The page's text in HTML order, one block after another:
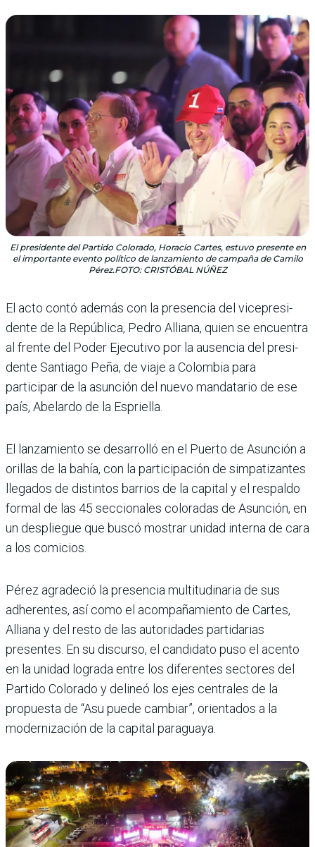
El presidente del Partido Colorado, Horacio Cartes, estuvo presente en
el importante evento político de lanzamiento de campaña de Camilo
Pérez.FOTO: CRISTÓBAL NÚÑEZ
El acto contó además con la presencia del vicepresi­
dente de la República, Pedro Alliana, quien se encuentra
al frente del Poder Ejecutivo por la ausencia del presi­
dente Santiago Peña, de viaje a Colombia para
participar de la asunción del nuevo manda­tario de ese
país, Abelardo de la Espriella.
El lanzamiento se desarrolló en el Puerto de Asunción a
ori­llas de la bahía, con la partici­pación de simpatizantes
llega­dos de distintos barrios de la capital y el respaldo
formal de las 45 seccionales coloradas de Asunción, en
un desplie­gue que buscó mostrar unidad interna de cara
a los comicios.
Pérez agradeció la presencia multitudinaria de sus
adhe­rentes, así como el acompa­ñamiento de Cartes,
Alliana y del resto de las autorida­des partidarias
presentes. En su discurso, el candidato puso el acento
en la unidad lograda entre los diferentes sectores del
Partido Colo­rado y delineó los ejes cen­trales de la
propuesta de “Asu puede cambiar”, orientados a la
modernización de la capi­tal paraguaya.